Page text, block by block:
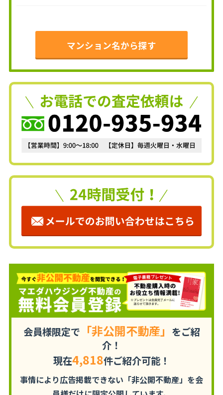
マンション名から探す
会員様限定で 「非公開不動産」 をご紹
介！
現在4,818件ご紹介可能！
事情により広告掲載できない「非公開不動産」を会